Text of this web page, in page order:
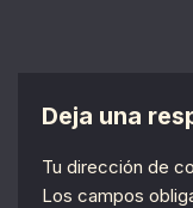
Deja una
Tu dirección de
Los campos